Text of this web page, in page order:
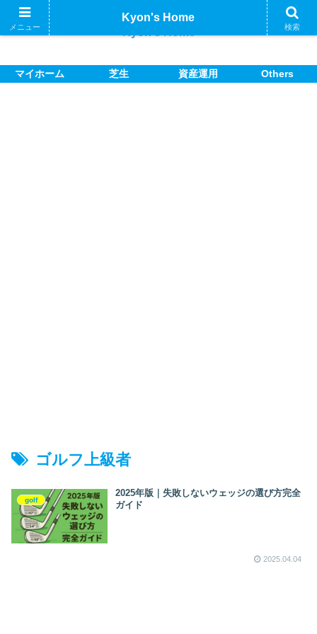
マイホーム 芝生 資産運用 Others
ゴルフ上級者
golf
2025年版｜失敗しないウェッジの選び方完全
ガイド
2025.04.04
メニュー
Kyon's Home
検索